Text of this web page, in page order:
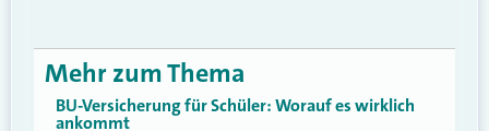
Mehr zum Thema
BU-Versicherung für Schüler: Worauf es wirklich
ankommt